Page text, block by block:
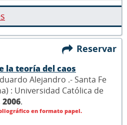
Reservar
la teoría del caos
Alejandro .- Santa Fe
: Universidad Católica de
2006.
en formato papel.